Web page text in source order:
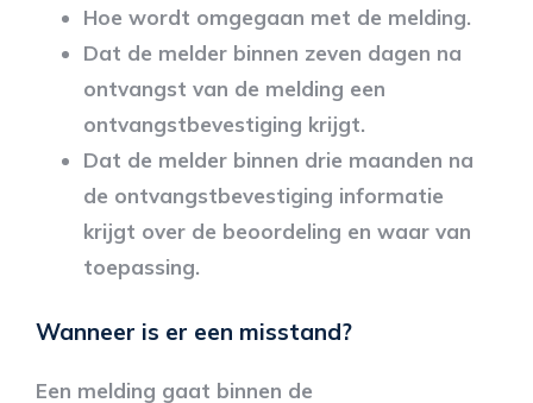
Hoe wordt omgegaan met de melding.
Dat de melder binnen zeven dagen na
ontvangst van de melding een
ontvangstbevestiging krijgt.
Dat de melder binnen drie maanden na
de ontvangstbevestiging informatie
krijgt over de beoordeling en waar van
toepassing.
Wanneer is er een misstand?
Een melding gaat binnen de